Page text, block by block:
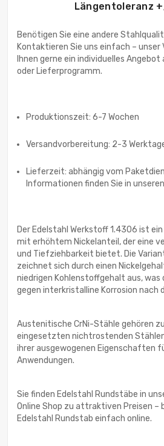
Längentoleranz
Benötigen Sie eine andere
Kontaktieren Sie uns einfach –
Ihnen gerne ein individuelles
oder Lieferprogramm.
Produktionszeit: 6-7 Wochen
Versandvorbereitung: 2-3
Lieferzeit: abhängig vom
Informationen finden Sie in unseren
Der Edelstahl Werkstoff 1.4306 ist
mit erhöhtem Nickelanteil, der eine
und Tiefziehbarkeit bietet. Die
zeichnet sich durch einen
niedrigen Kohlenstoffgehalt aus, was
gegen interkristalline Korrosion nach
Austenitische CrNi-Stähle gehören
eingesetzten nichtrostenden
ihrer ausgewogenen Eigenschaften
Anwendungen.
Sie finden Edelstahl Rundstäbe in
Online Shop zu attraktiven Preisen –
Edelstahl Rundstab einfach online.